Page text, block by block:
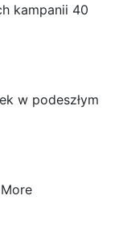
kampanii 40
w podeszłym